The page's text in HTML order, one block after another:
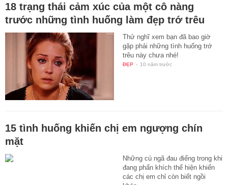
18 trạng thái cảm xúc của một cô nàng
trước những tình huống làm đẹp trớ trêu
Thử nghĩ xem bạn đã bao giờ
gặp phải những tình huống trớ
trêu này chưa nhé!
ĐẸP - 10 năm trước
15 tình huống khiến chị em ngượng chín
mặt
Những cú ngã đau điếng trong khi
đang phấn khích thể hiện khiến
các chị em chỉ còn biết ngồi